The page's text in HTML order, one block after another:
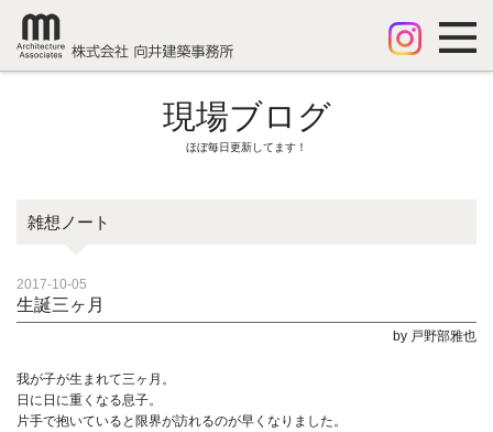
現場ブログ
ほぼ毎日更新してます！
雑想ノート
2017-10-05
生誕三ヶ月
by 戸野部雅也
我が子が生まれて三ヶ月。
日に日に重くなる息子。
片手で抱いていると限界が訪れるのが早くなりました。